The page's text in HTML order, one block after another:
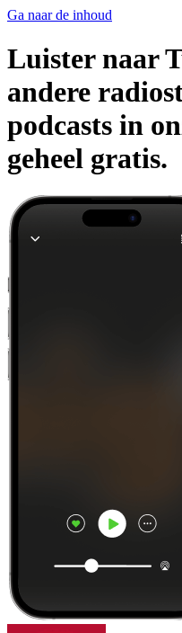
Ga naar de inhoud
Luister naar
andere
podcasts in
geheel gratis.